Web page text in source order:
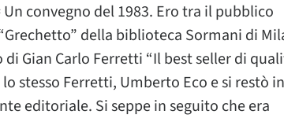
convegno del 1983. Ero tra il pubblico
della biblioteca Sormani di
Gian Carlo Ferretti “Il best seller di
stesso Ferretti, Umberto Eco e si restò in
editoriale. Si seppe in seguito che era